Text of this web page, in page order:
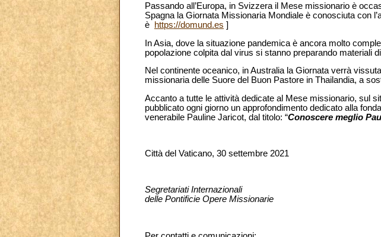
Passando all’Europa, in Svizzera il Mese missionario è
Spagna la Giornata Missionaria Mondiale è conosciuta con
è
https://domund.es ]
In Asia, dove la situazione pandemica è ancora molto
popolazione colpita dal virus si stanno preparando materiali
Nel continente oceanico, in Australia la Giornata verrà
missionaria delle Suore del Buon Pastore in Thailandia, a
Accanto a tutte le attività dedicate al Mese missionario, sul
pubblicato ogni giorno un approfondimento dedicato alla
venerabile Pauline Jaricot, dal titolo: “Conoscere meglio
Città del Vaticano, 30 settembre 2021
Segretariati Internazionali
delle Pontificie Opere Missionarie